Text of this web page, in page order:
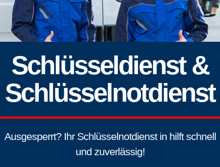
Schlüsseldienst &
Schlüsselnotdienst
Ausgesperrt? Ihr Schlüsselnotdienst in hilft schnell
und zuverlässig!